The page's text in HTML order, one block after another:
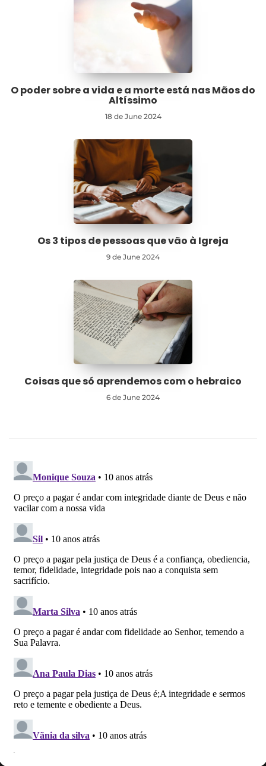
O poder sobre a vida e a morte está nas Mãos do
Altíssimo
18 de June 2024
Os 3 tipos de pessoas que vão à Igreja
9 de June 2024
Coisas que só aprendemos com o hebraico
6 de June 2024